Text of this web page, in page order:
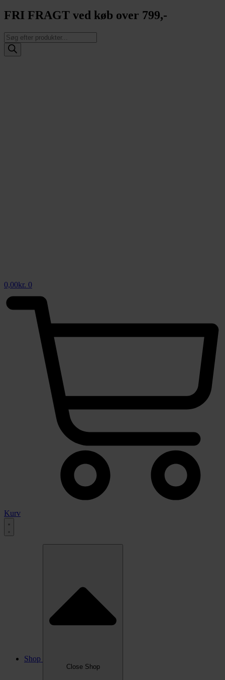
FRI FRAGT ved køb over 799,-
Products
search
0,00kr. 0
Kurv
Shop
Close Shop